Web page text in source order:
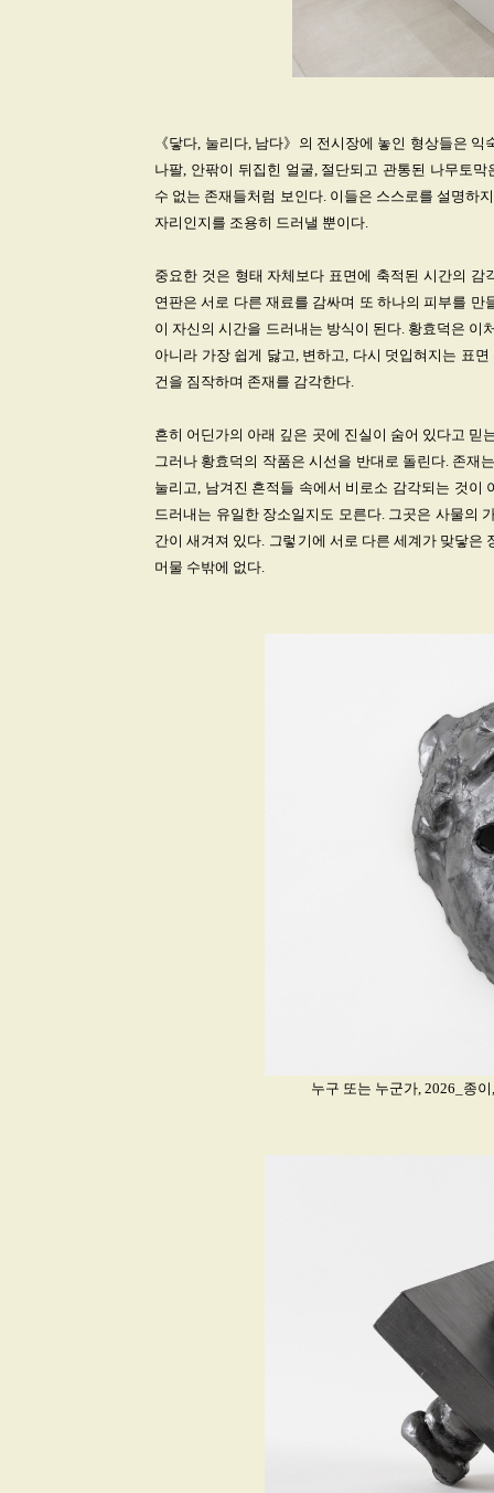
《닿다, 눌리다, 남다》의 전시장에 놓인 형상들은
나팔, 안팎이 뒤집힌 얼굴, 절단되고 관통된 나무토
수 없는 존재들처럼 보인다. 이들은 스스로를 설명하
자리인지를 조용히 드러낼 뿐이다.
중요한 것은 형태 자체보다 표면에 축적된 시간의
연판은 서로 다른 재료를 감싸며 또 하나의 피부를
이 자신의 시간을 드러내는 방식이 된다. 황효덕은 이
아니라 가장 쉽게 닳고, 변하고, 다시 덧입혀지는 표
건을 짐작하며 존재를 감각한다.
흔히 어딘가의 아래 깊은 곳에 진실이 숨어 있다고 믿
그러나 황효덕의 작품은 시선을 반대로 돌린다. 존재
눌리고, 남겨진 흔적들 속에서 비로소 감각되는 것이
드러내는 유일한 장소일지도 모른다. 그곳은 사물의
간이 새겨져 있다. 그렇기에 서로 다른 세계가 맞닿은
머물 수밖에 없다.
누구 또는 누군가, 2026_종